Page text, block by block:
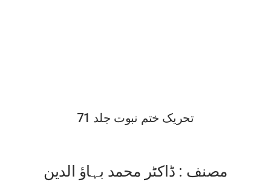
تحریک ختم نبوت جلد 71
مصنف : ڈاکٹر محمد بہاؤ الدین